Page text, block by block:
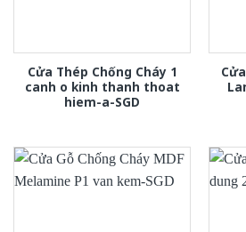
Cửa Thép Chống Cháy 1
canh o kinh thanh thoat
hiem-a-SGD